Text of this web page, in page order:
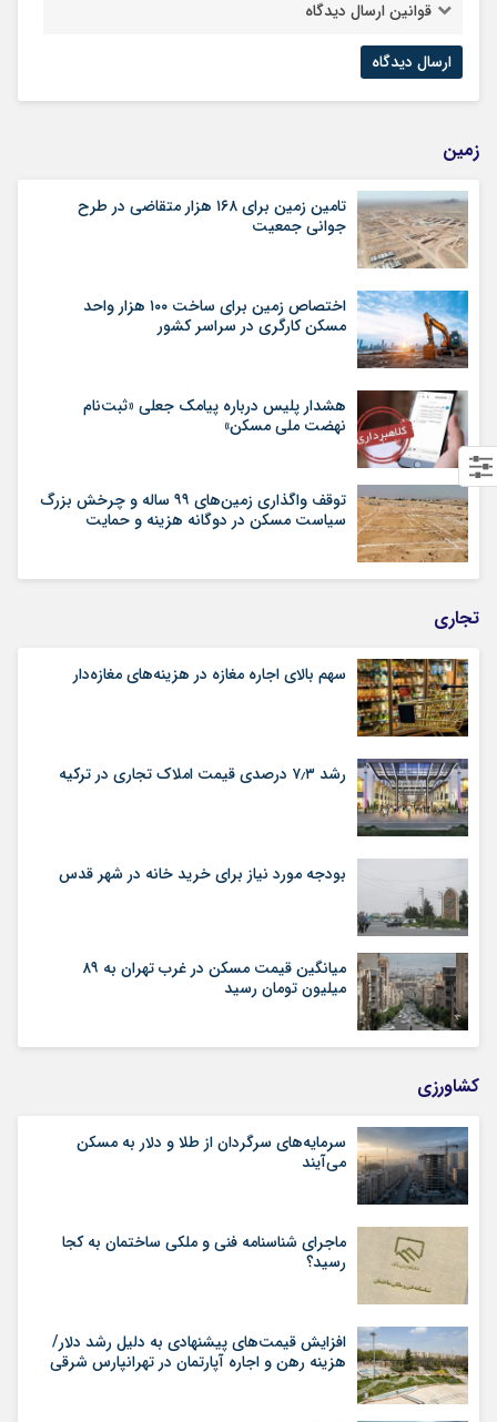
قوانین ارسال دیدگاه
زمین
تامین زمین برای ۱۶۸ هزار متقاضی در طرح
جوانی جمعیت
اختصاص زمین برای ساخت ۱۰۰ هزار واحد
مسکن کارگری در سراسر کشور
هشدار پلیس درباره پیامک جعلی «ثبت‌نام
نهضت ملی مسکن»
توقف واگذاری زمین‌های ۹۹ ساله و چرخش بزرگ
سیاست مسکن در دوگانه هزینه و حمایت
تجاری
سهم بالای اجاره‌‌ مغازه در هزینه‌‌های مغازه‌‌دار
رشد ۷٫۳ درصدی قیمت‌ املاک تجاری در ترکیه
بودجه مورد نیاز برای خرید خانه در شهر قدس
میانگین قیمت مسکن در غرب تهران به ۸۹
میلیون تومان رسید
کشاورزی
سرمایه‌های سرگردان از طلا و دلار به مسکن
می‌آیند
ماجرای شناسنامه‌ فنی و ملکی ساختمان به کجا
رسید؟
افزایش قیمت‌های پیشنهادی به دلیل رشد دلار/
هزینه رهن و اجاره آپارتمان در تهرانپارس شرقی